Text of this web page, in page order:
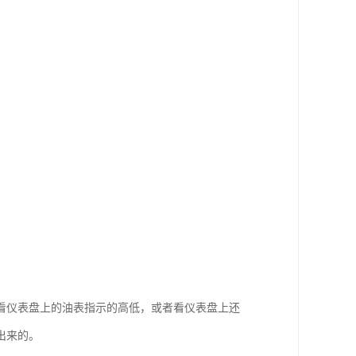
表盘上的油表指示的高低，或者看仪表盘上还
的。